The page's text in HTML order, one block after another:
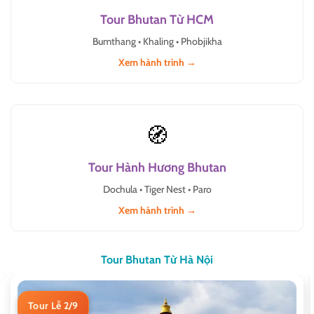
Tour Bhutan Từ HCM
Bumthang • Khaling • Phobjikha
Xem hành trình →
🧭
Tour Hành Hương Bhutan
Dochula • Tiger Nest • Paro
Xem hành trình →
Tour Bhutan Từ Hà Nội
Tour Lễ 2/9